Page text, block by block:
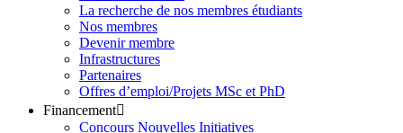
La recherche de nos membres étudiants
Nos membres
Devenir membre
Infrastructures
Partenaires
Offres d’emploi/Projets MSc et PhD
Financement
Concours Nouvelles Initiatives